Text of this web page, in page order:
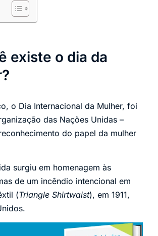
existe o dia da
o Dia Internacional da Mulher, foi
das Nações Unidas –
do papel da mulher
surgiu em homenagem às
de um incêndio intencional em
(Triangle Shirtwaist), em 1911,